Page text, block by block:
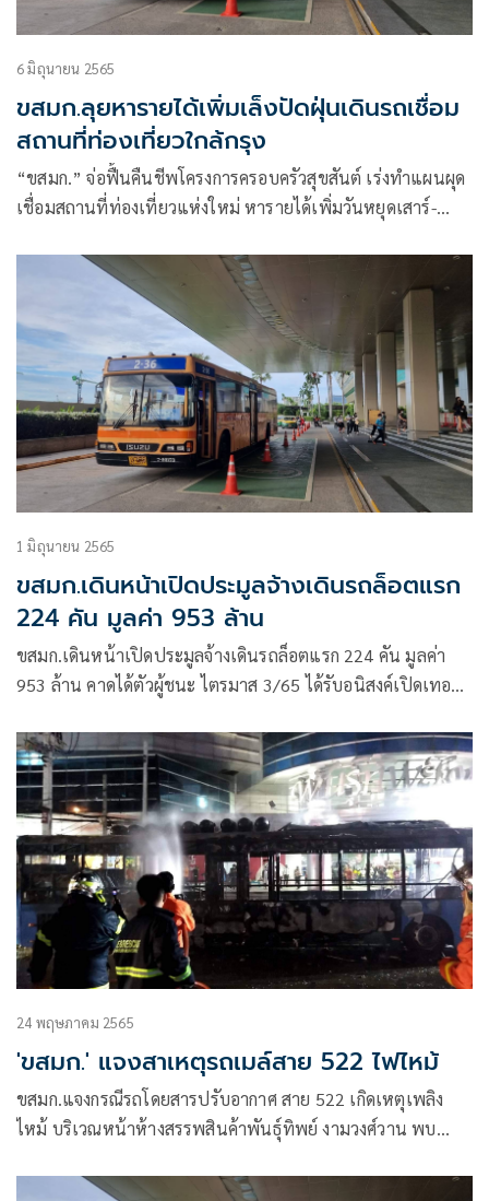
6 มิถุนายน 2565
ขสมก.ลุยหารายได้เพิ่มเล็งปัดฝุ่นเดินรถเชื่อม
สถานที่ท่องเที่ยวใกล้กรุง
“ขสมก.” จ่อฟื้นคืนชีพโครงการครอบครัวสุขสันต์ เร่งทำแผนผุด
เชื่อมสถานที่ท่องเที่ยวแห่งใหม่ หารายได้เพิ่มวันหยุดเสาร์-
อนุญาต “กรมขนส่ง” วิ่งนอกเส้นทางระยะทางไม่เกิน 200 กม.
พร้อม MOU กับสถานที่ปลายทาง
1 มิถุนายน 2565
ขสมก.เดินหน้าเปิดประมูลจ้างเดินรถล็อตแรก
224 คัน มูลค่า 953 ล้าน
ขสมก.เดินหน้าเปิดประมูลจ้างเดินรถล็อตแรก 224 คัน มูลค่า
953 ล้าน คาดได้ตัวผู้ชนะ ไตรมาส 3/65 ได้รับอนิสงค์เปิดเทอม
ต้นทุนเดินรถ
24 พฤษภาคม 2565
'ขสมก.' แจงสาเหตุรถเมล์สาย 522 ไฟไหม้
ขสมก.แจงกรณีรถโดยสารปรับอากาศ สาย 522 เกิดเหตุเพลิง
ไหม้ บริเวณหน้าห้างสรรพสินค้าพันธุ์ทิพย์ งามวงศ์วาน พบ